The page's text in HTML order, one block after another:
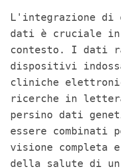
L'integrazione
dati è cruciale in
contesto. I dati
dispositivi
cliniche
ricerche in
persino dati
essere combinati
visione completa
della salute di